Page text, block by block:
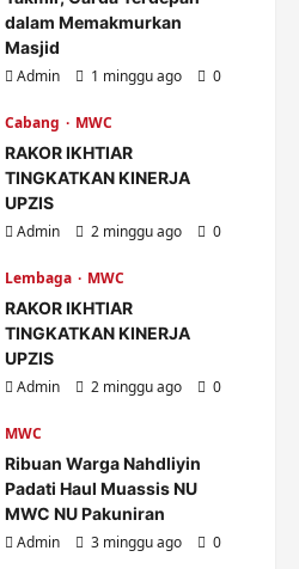
dalam Memakmurkan
Masjid
Admin
1 minggu ago 0
Cabang
MWC
RAKOR IKHTIAR
TINGKATKAN KINERJA
UPZIS
Admin
2 minggu ago 0
Lembaga
MWC
RAKOR IKHTIAR
TINGKATKAN KINERJA
UPZIS
Admin
2 minggu ago 0
MWC
Ribuan Warga Nahdliyin
Padati Haul Muassis NU
MWC NU Pakuniran
Admin
3 minggu ago 0